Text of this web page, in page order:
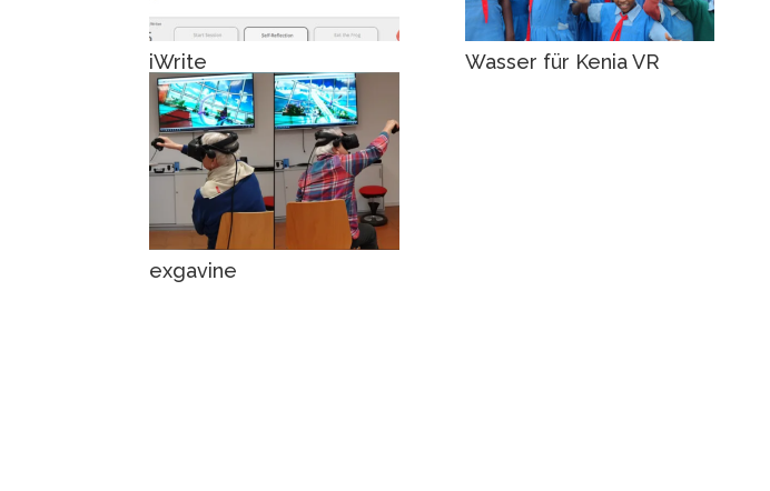
iWrite Wasser für Kenia VR
exgavine